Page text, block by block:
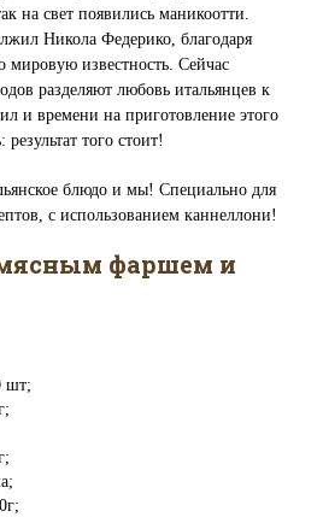
на свет появились маникоотти.
Никола Федерико, благодаря
мировую известность. Сейчас
разделяют любовь итальянцев к
и времени на приготовление этого
того стоит!
блюдо и мы! Специально для
с использованием каннеллони!
фаршем и
шт;